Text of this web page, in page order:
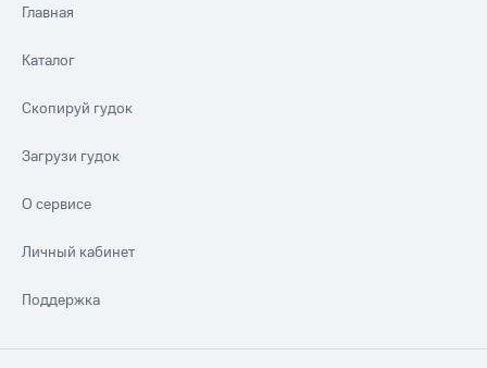
Главная
Каталог
Скопируй гудок
Загрузи гудок
О сервисе
Личный кабинет
Поддержка